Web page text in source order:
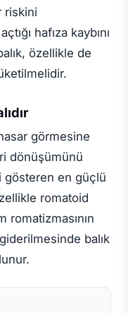
riskini
hafıza kaybını
özellikle de
görmesine
dönüşümünü
gösteren en güçlü
romatoid
romatizmasının
balık